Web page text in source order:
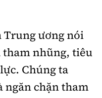
ương nói
tham nhũng, tiêu
Chúng ta
ngăn chặn tham